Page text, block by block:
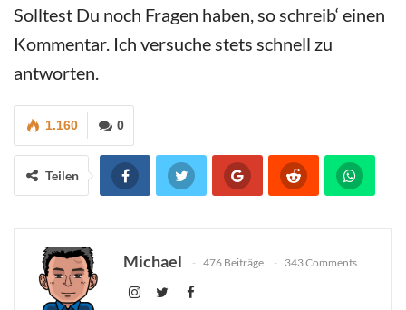
Solltest Du noch Fragen haben, so schreib‘ einen
Kommentar. Ich versuche stets schnell zu
antworten.
0
1.160
Teilen
Michael 476 Beiträge 343 Comments